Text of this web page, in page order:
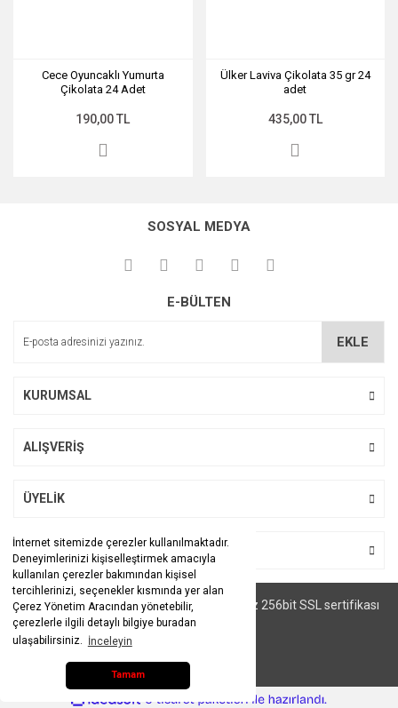
İnternet sitemizde çerezler kullanılmaktadır.
Deneyimlerinizi kişiselleştirmek amacıyla
kullanılan çerezler bakımından kişisel
tercihlerinizi, seçenekler kısmında yer alan
Çerez Yönetim Aracından yönetebilir,
çerezlerle ilgili detaylı bilgiye buradan
ulaşabilirsiniz. İnceleyin
Tamam
Cece Oyuncaklı Yumurta
Çikolata 24 Adet
190,00 TL
Ülker Laviva Çikolata 35 gr 24
adet
435,00 TL
SOSYAL MEDYA
E-BÜLTEN
EKLE
KURUMSAL
ALIŞVERİŞ
ÜYELİK
BİZİ TAKİP EDİN
© Tüm hakları saklıdır. Kredi kartı bilgileriniz 256bit SSL sertifikası
ile korunmaktadır.
ideasoft e-